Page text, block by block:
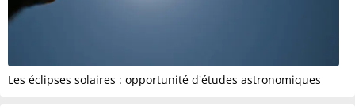
Les éclipses solaires : opportunité d'études astronomiques